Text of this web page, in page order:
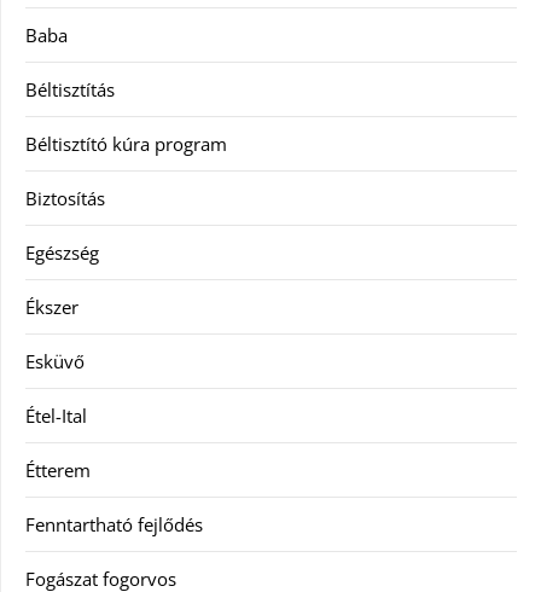
Baba
Béltisztítás
Béltisztító kúra program
Biztosítás
Egészség
Ékszer
Esküvő
Étel-Ital
Étterem
Fenntartható fejlődés
Fogászat fogorvos